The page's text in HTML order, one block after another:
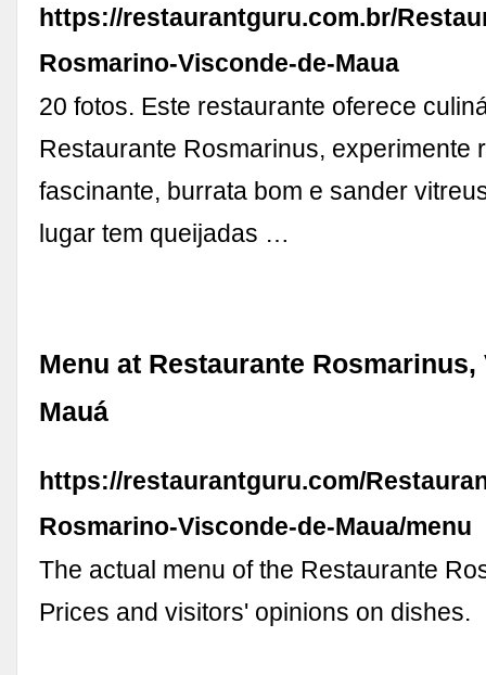
https://restaurantguru.com.br/
Rosmarino-Visconde-de-Maua
20 fotos. Este restaurante oferece
Restaurante Rosmarinus, experimente
fascinante, burrata bom e sander
lugar tem queijadas …
Menu at Restaurante
Mauá
https://restaurantguru.com/
Rosmarino-Visconde-de-Maua/menu
The actual menu of the Restaurante
Prices and visitors' opinions on dishes.